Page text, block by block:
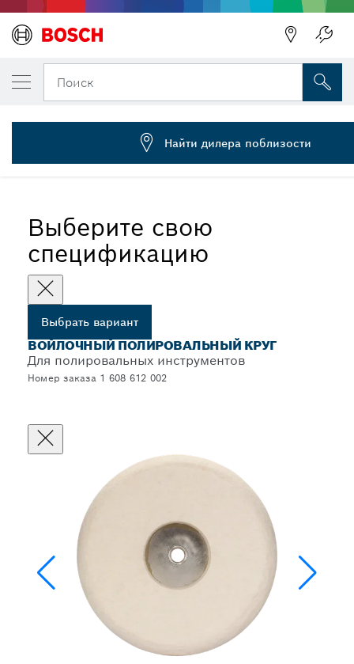
Поиск
...
Войлочные полировальные круги для полировальных
Выберите свою
спецификацию
Выбрать вариант
ВОЙЛОЧНЫЙ ПОЛИРОВАЛЬНЫЙ КРУГ
Для полировальных инструментов
Номер заказа 1 608 612 002
ВЫБРАННЫЙ ВАРИАНТ
Войлочный полировальный круг с
1 608 612 002
Найти дилера поблизости